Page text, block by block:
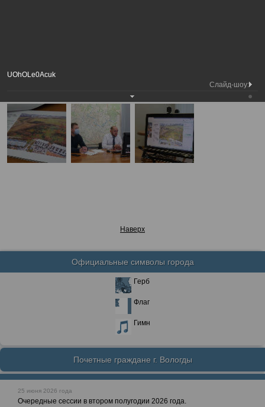
"Осановская роща"
Наверх
Официальные символы города
Герб
Флаг
Гимн
Почетные граждане г. Вологды
25 июня 2026 года
Очередные сессии в втором полугодии 2026 года.
UOhOLe0Acuk
Слайд-шоу: